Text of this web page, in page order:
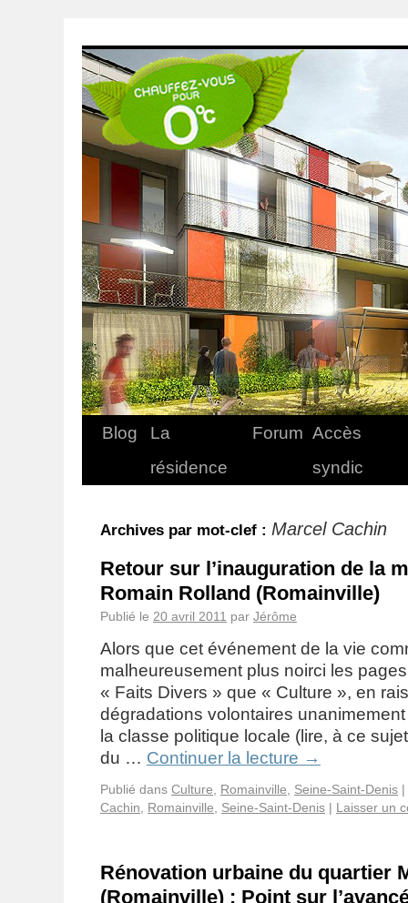
Blog
La
résidence
Forum Accès
syndic
Archives par mot-clef : Marcel Cachin
Retour sur l’inauguration de la
Romain Rolland (Romainville)
Publié le 20 avril 2011 par Jérôme
Alors que cet événement de la vie
malheureusement plus noirci les
« Faits Divers » que « Culture », en
dégradations volontaires
la classe politique locale (lire, à ce
du … Continuer la lecture →
Publié dans Culture Romainville Seine-Saint-Denis |
Cachin
Romainville Seine-Saint-Denis | Laisser un
Rénovation urbaine du quartier
(Romainville) : Point sur